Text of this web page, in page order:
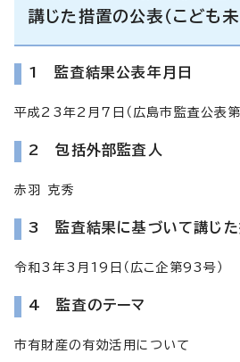
講じた措置の公表（こども未
1 監査結果公表年月日
平成23年2月7日（広島市監査公表第
2 包括外部監査人
赤羽 克秀
3 監査結果に基づいて講じた
令和3年3月19日（広こ企第93号）
4 監査のテーマ
市有財産の有効活用について